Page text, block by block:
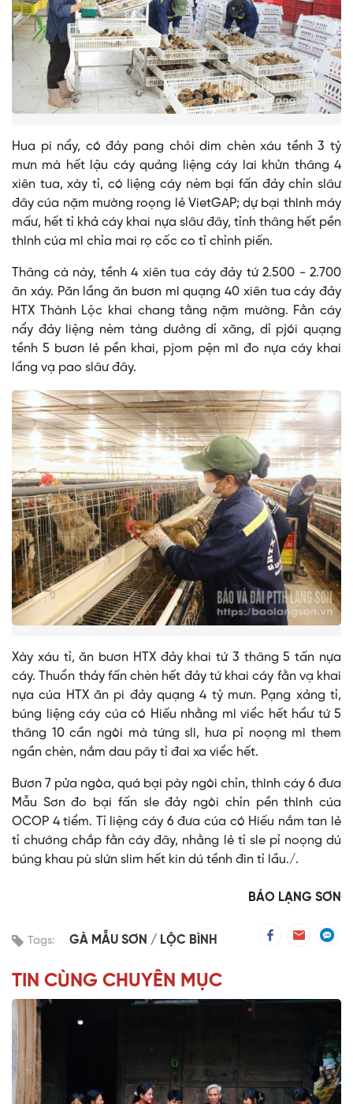
Hua pi nẩy, có đảy pang chỏi dim chèn xáu tềnh 3 tỷ
mưn mà hết lậu cáy quảng liệng cáy lai khửn thâng 4
xiên tua, xày tỉ, có liệng cáy nèm bại fấn đảy chỉn slâư
đây cúa nặm mường roọng lẻ VietGAP; dự bại thình máy
mấư, hết tỉ khả cáy khai nựa slâư đây, tỉnh thâng hết pền
thình cúa mì chỉa mai rọ cốc co tỉ chỉnh piến.
Thâng cà này, tềnh 4 xiên tua cáy đảy tứ 2.500 - 2.700
ăn xáy. Păn lầng ăn bươn mì quạng 40 xiên tua cáy đảy
HTX Thành Lộc khai chang tằng nặm mường. Fằn cáy
nẩy đảy liệng nèm tàng dưởng dỉ xăng, dỉ pjói quạng
tềnh 5 bươn lẻ pền khai, pjom pện mì đo nựa cáy khai
lầng vạ pao slâư đây.
Xày xáu tỉ, ăn bươn HTX đảy khai tứ 3 thâng 5 tấn nựa
cáy. Thuổn thảy fấn chèn hết đảy tứ khai cáy fằn vạ khai
nựa cúa HTX ăn pi đảy quạng 4 tỷ mưn. Pạng xảng tỉ,
búng liệng cáy cúa có Hiếu nhằng mì viểc hết hẩư tứ 5
thâng 10 cần ngòi mà tứng slì, hưa pỉ noọng mì them
ngần chèn, nắm dau pây tỉ đai xa viểc hết.
Bươn 7 pửa ngòa, quá bại pày ngòi chỉn, thình cáy 6 đưa
Mẫu Sơn đo bại fấn sle đảy ngòi chỉn pền thình cúa
OCOP 4 tiểm. Tỉ liệng cáy 6 đưa cúa có Hiếu nắm tan lẻ
tỉ chướng chắp fằn cáy đây, nhằng lẻ tỉ sle pỉ noọng dú
búng khau pù slứn slim hết kin dú tềnh đin tỉ lầu./.
BÁO LẠNG SƠN
Tags: GÀ MẪU SƠN LỘC BÌNH
TIN CÙNG CHUYÊN MỤC